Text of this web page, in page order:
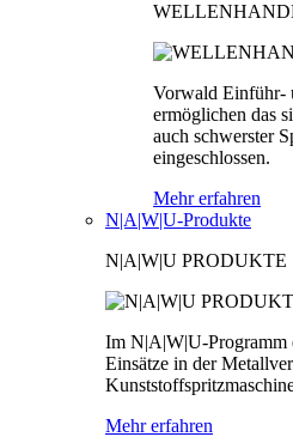
Vorwald Einführ-
ermöglichen das
auch schwerster
eingeschlossen.
Mehr erfahren
N|A|W|U-Produkte
N|A|W|U PRODUKTE
Im N|A|W|U-Programm
Einsätze in der
Mehr erfahren